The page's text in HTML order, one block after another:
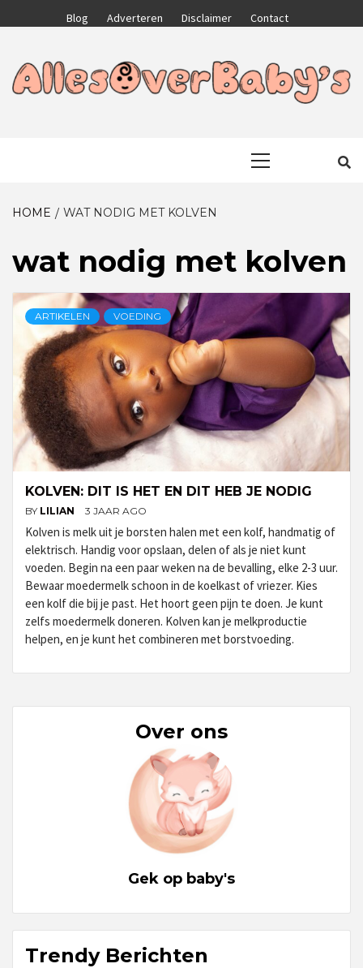
to
Blog Adverteren Disclaimer Contact
HOME WAT NODIG MET KOLVEN
wat nodig met kolven
ARTIKELEN VOEDING
KOLVEN: DIT IS HET EN DIT HEB JE NODIG
BY LILIAN 3 JAAR AGO
Kolven is melk uit je borsten halen met een kolf, handmatig of
elektrisch. Handig voor opslaan, delen of als je niet kunt
voeden. Begin na een paar weken na de bevalling, elke 2-3 uur.
Bewaar moedermelk schoon in de koelkast of vriezer. Kies
een kolf die bij je past. Het hoort geen pijn te doen. Je kunt
zelfs moedermelk doneren. Kolven kan je melkproductie
helpen, en je kunt het combineren met borstvoeding.
Over ons
Gek op baby's
Trendy Berichten